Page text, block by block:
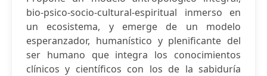
bio-psico-socio-cultural-espiritual inmerso en
un ecosistema, y emerge de un modelo
esperanzador, humanístico y plenificante del
ser humano que integra los conocimientos
clínicos y científicos con los de la sabiduría